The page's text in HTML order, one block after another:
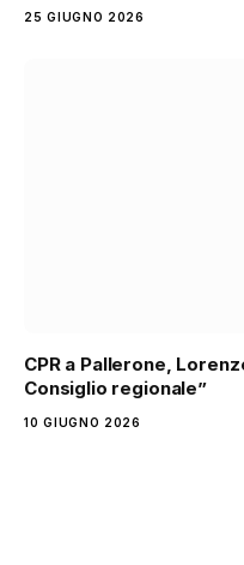
25 GIUGNO 2026
CPR a Pallerone,
Consiglio regionale”
10 GIUGNO 2026